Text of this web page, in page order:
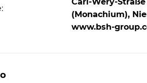
Mieszadła
rezultaty.
(Monachium),
www.bsh-